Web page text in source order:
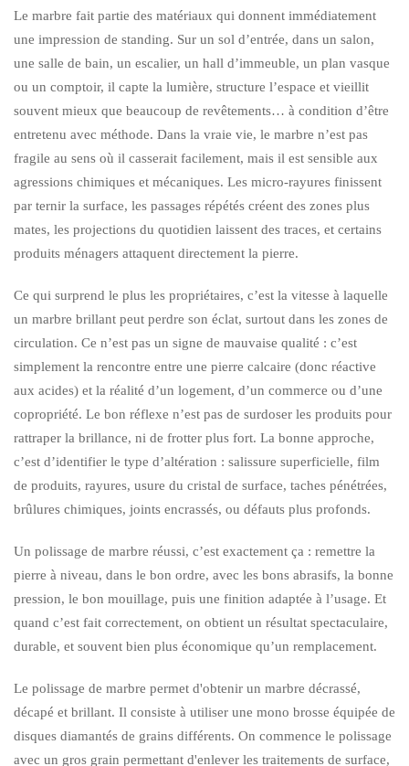
Le marbre fait partie des matériaux qui donnent immédiatement
une impression de standing. Sur un sol d’entrée, dans un salon,
une salle de bain, un escalier, un hall d’immeuble, un plan vasque
ou un comptoir, il capte la lumière, structure l’espace et vieillit
souvent mieux que beaucoup de revêtements… à condition d’être
entretenu avec méthode. Dans la vraie vie, le marbre n’est pas
fragile au sens où il casserait facilement, mais il est sensible aux
agressions chimiques et mécaniques. Les micro-rayures finissent
par ternir la surface, les passages répétés créent des zones plus
mates, les projections du quotidien laissent des traces, et certains
produits ménagers attaquent directement la pierre.
Ce qui surprend le plus les propriétaires, c’est la vitesse à laquelle
un marbre brillant peut perdre son éclat, surtout dans les zones de
circulation. Ce n’est pas un signe de mauvaise qualité : c’est
simplement la rencontre entre une pierre calcaire (donc réactive
aux acides) et la réalité d’un logement, d’un commerce ou d’une
copropriété. Le bon réflexe n’est pas de surdoser les produits pour
rattraper la brillance, ni de frotter plus fort. La bonne approche,
c’est d’identifier le type d’altération : salissure superficielle, film
de produits, rayures, usure du cristal de surface, taches pénétrées,
brûlures chimiques, joints encrassés, ou défauts plus profonds.
Un polissage de marbre réussi, c’est exactement ça : remettre la
pierre à niveau, dans le bon ordre, avec les bons abrasifs, la bonne
pression, le bon mouillage, puis une finition adaptée à l’usage. Et
quand c’est fait correctement, on obtient un résultat spectaculaire,
durable, et souvent bien plus économique qu’un remplacement.
Le polissage de marbre permet d'obtenir un marbre décrassé,
décapé et brillant. Il consiste à utiliser une mono brosse équipée de
disques diamantés de grains différents. On commence le polissage
avec un gros grain permettant d'enlever les traitements de surface,